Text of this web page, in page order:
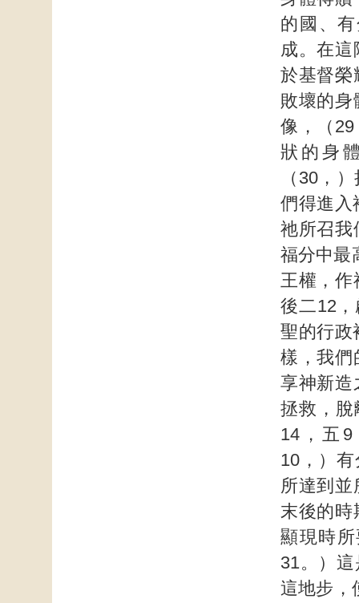
的國、
成。在這
於基督榮
敗壞的身
像，（
狀的身
（30，
們得進入
祂所召我
福分中最
王權，作
後二12
聖的行政
樣，我們
享神新造
拯救，
14，五
10，）
所達到
末後的時
顯現時
31。）
這地步，